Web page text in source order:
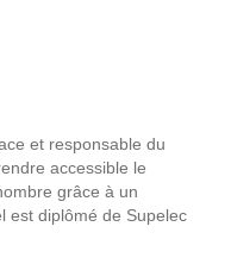
et responsable du
accessible le
grâce à un
est diplômé de Supelec